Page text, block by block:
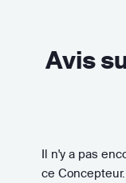
Avis
Il n'y a pas
ce Concepteur.